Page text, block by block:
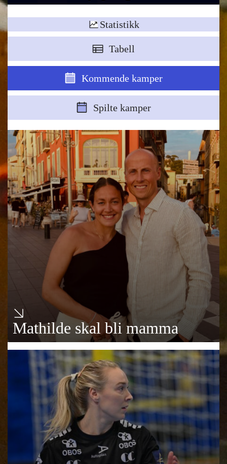
Statistikk
Tabell
Kommende kamper
Spilte kamper
Mathilde skal bli mamma